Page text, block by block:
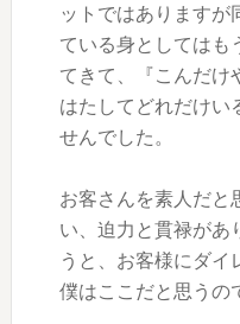
ットではありますが
ている身としてはも
てきて、『こんだけ
はたしてどれだけい
せんでした。
お客さんを素人だと
い、迫力と貫禄があ
うと、お客様にダイ
僕はここだと思うの